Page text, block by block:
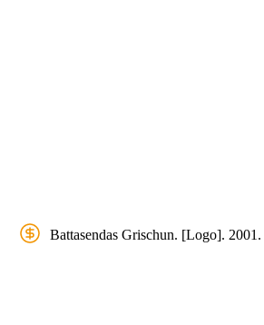
Battasendas Grischun. [Logo]. 2001.